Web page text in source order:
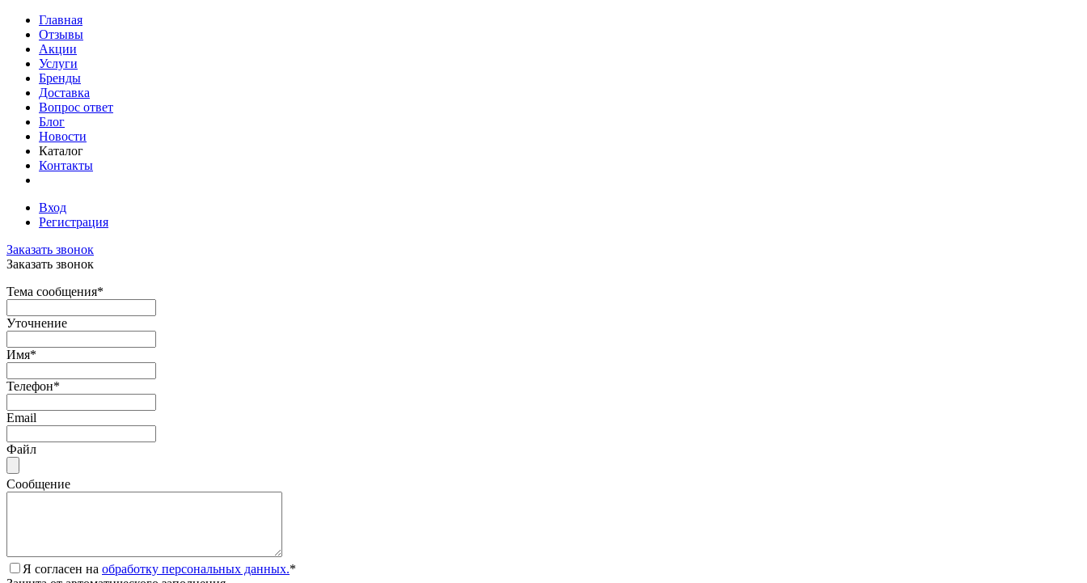
Главная
Отзывы
Акции
Услуги
Бренды
Доставка
Вопрос ответ
Блог
Новости
Каталог
Контакты
Вход
Регистрация
Заказать звонок
Заказать звонок
Тема сообщения*
Уточнение
Имя*
Телефон*
Email
Файл
Сообщение
Я согласен на обработку персональных данных.*